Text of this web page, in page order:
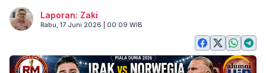
Laporan: Zaki
Rabu, 17 Juni 2026 | 00:09 WIB